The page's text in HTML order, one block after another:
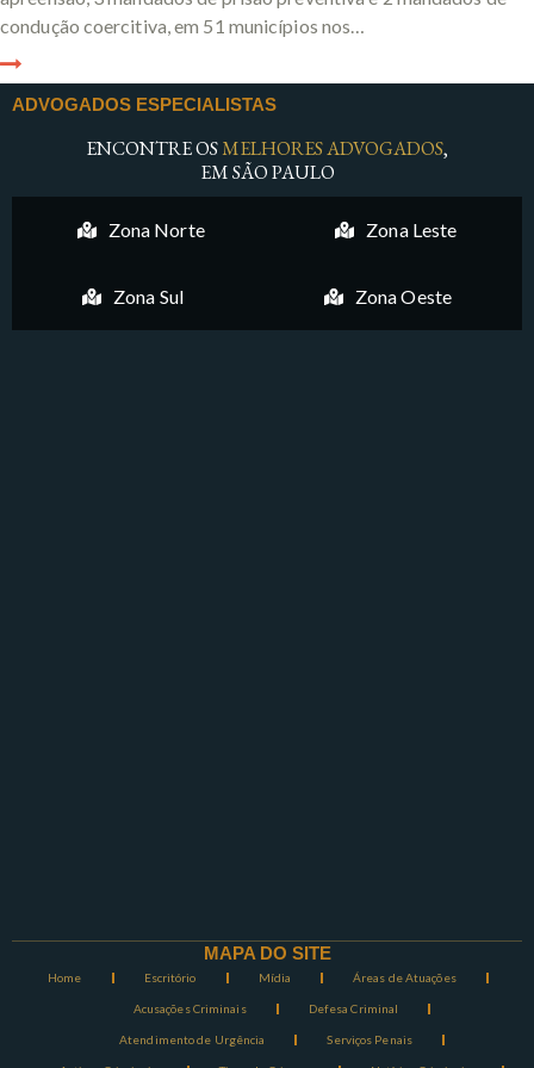
condução coercitiva, em 51 municípios nos…
ADVOGADOS ESPECIALISTAS
ENCONTRE OSMELHORES ADVOGADOS,
EM SÃO PAULO
Zona Norte Zona Leste
Zona Sul Zona Oeste
MAPA DO SITE
Home Escritório Mídia Áreas de Atuações
Acusações Criminais Defesa Criminal
Atendimento de Urgência Serviços Penais